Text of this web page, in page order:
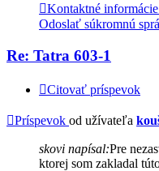
Kontaktné
Odoslať súkromnú
Re: Tatra 603-1
Citovať príspevok
Príspevok od užívateľa
skovi napísal:Pre
ktorej som zakladal